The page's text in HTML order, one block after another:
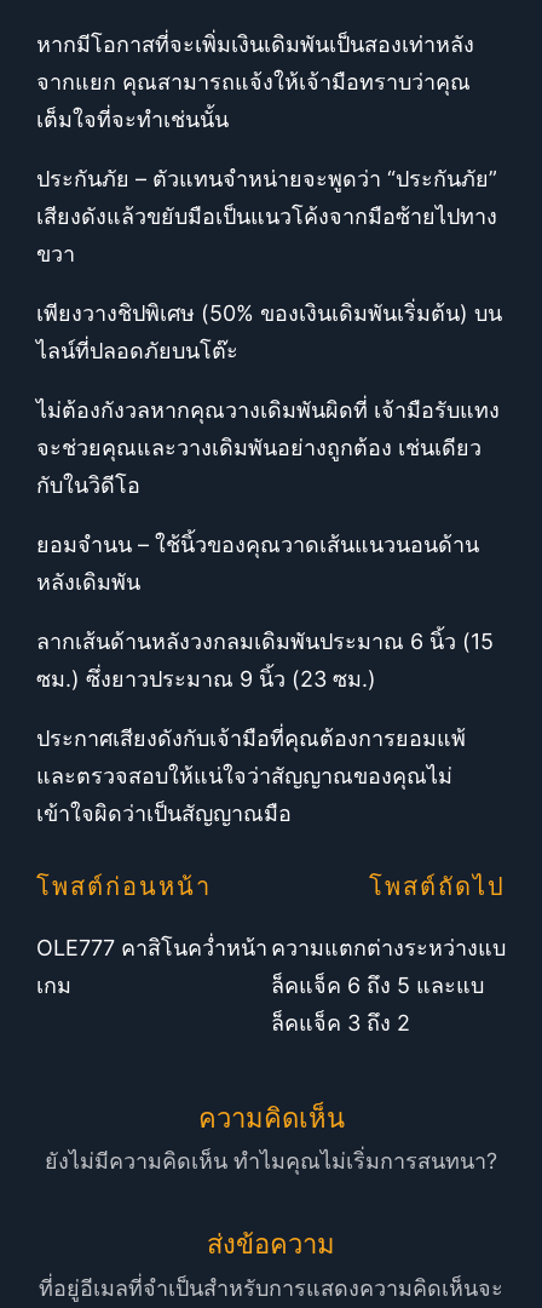
หากมีโอกาสที่จะเพิ่มเงินเดิมพันเป็นสองเท่าหลัง
จากแยก คุณสามารถแจ้งให้เจ้ามือทราบว่าคุณ
เต็มใจที่จะทำเช่นนั้น
ประกันภัย – ตัวแทนจำหน่ายจะพูดว่า “ประกันภัย”
เสียงดังแล้วขยับมือเป็นแนวโค้งจากมือซ้ายไปทาง
ขวา
เพียงวางชิปพิเศษ (50% ของเงินเดิมพันเริ่มต้น) บน
ไลน์ที่ปลอดภัยบนโต๊ะ
ไม่ต้องกังวลหากคุณวางเดิมพันผิดที่ เจ้ามือรับแทง
จะช่วยคุณและวางเดิมพันอย่างถูกต้อง เช่นเดียว
กับในวิดีโอ
ยอมจำนน – ใช้นิ้วของคุณวาดเส้นแนวนอนด้าน
หลังเดิมพัน
ลากเส้นด้านหลังวงกลมเดิมพันประมาณ 6 นิ้ว (15
ซม.) ซึ่งยาวประมาณ 9 นิ้ว (23 ซม.)
ประกาศเสียงดังกับเจ้ามือที่คุณต้องการยอมแพ้
และตรวจสอบให้แน่ใจว่าสัญญาณของคุณไม่
เข้าใจผิดว่าเป็นสัญญาณมือ
โพสต์ก่อนหน้า
OLE777 คาสิโนคว่ำหน้า
เกม
โพสต์ถัดไป
ความแตกต่างระหว่างแบ
ล็คแจ็ค 6 ถึง 5 และแบ
ล็คแจ็ค 3 ถึง 2
ความคิดเห็น
ยังไม่มีความคิดเห็น ทำไมคุณไม่เริ่มการสนทนา?
ส่งข้อความ
ที่อยู่อีเมลที่จำเป็นสำหรับการแสดงความคิดเห็นจะ